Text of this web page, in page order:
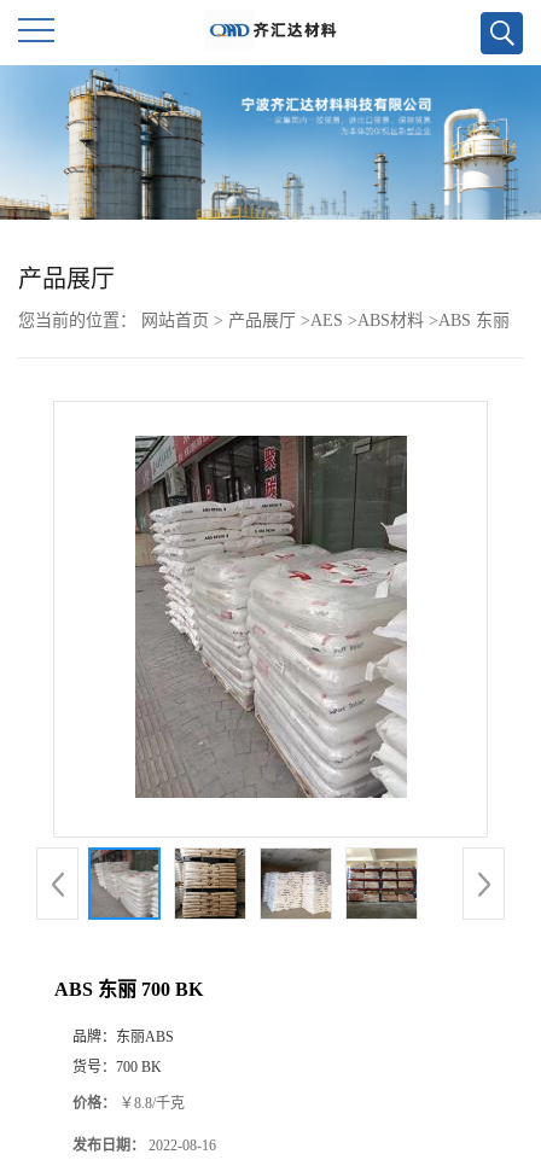
首
页
公
品
厅
产品展厅
您当前的位置： 网站首页 > 产品展厅 >AES >ABS材料 >ABS 东丽
ABS 东丽 700 BK
品牌： 东丽ABS
货号： 700 BK
价格： ￥8.8/千克
发布日期： 2022-08-16